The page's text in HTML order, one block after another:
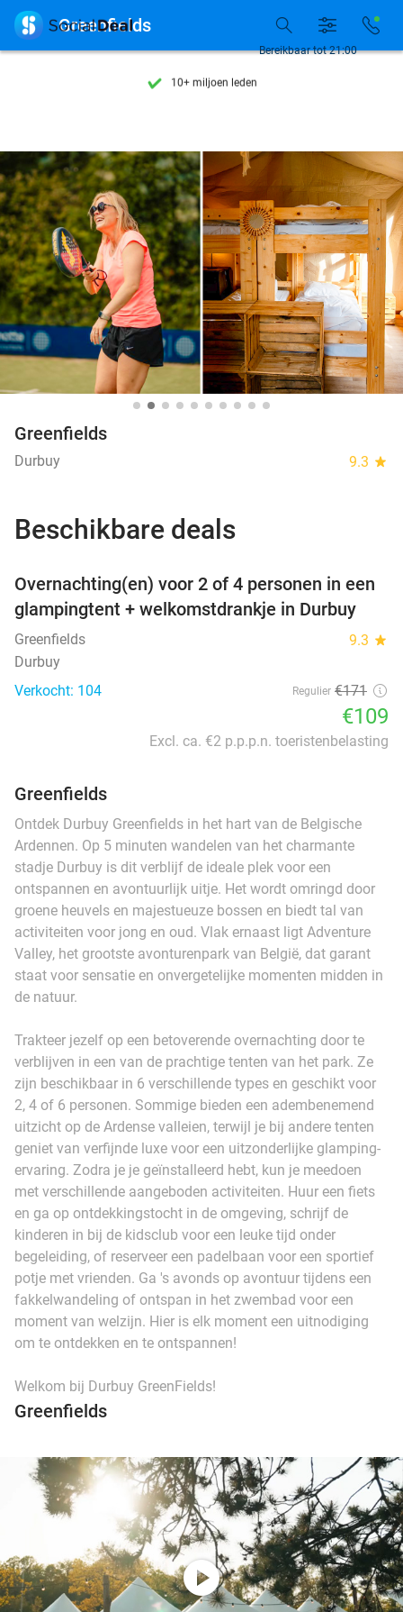
7 dagen per week beschikbaar
10+ miljoen leden
7 dagen per week beschikbaar
10+ miljoen leden
Bereikbaar tot 21:00
 Greenfields
Greenfields
Durbuy 9.3 star
Beschikbare deals
Overnachting(en) voor 2 of 4 personen in een
glampingtent + welkomstdrankje in Durbuy
Greenfields 9.3 star
Durbuy
Verkocht: 104
Regulier €171
€109
Excl. ca. €2 p.p.p.n. toeristenbelasting
Greenfields
Ontdek Durbuy Greenfields in het hart van de Belgische
Ardennen. Op 5 minuten wandelen van het charmante
stadje Durbuy is dit verblijf de ideale plek voor een
ontspannen en avontuurlijk uitje. Het wordt omringd door
groene heuvels en majestueuze bossen en biedt tal van
activiteiten voor jong en oud. Vlak ernaast ligt Adventure
Valley, het grootste avonturenpark van België, dat garant
staat voor sensatie en onvergetelijke momenten midden in
de natuur.
Trakteer jezelf op een betoverende overnachting door te
verblijven in een van de prachtige tenten van het park. Ze
zijn beschikbaar in 6 verschillende types en geschikt voor
2, 4 of 6 personen. Sommige bieden een adembenemend
uitzicht op de Ardense valleien, terwijl je bij andere tenten
geniet van verfijnde luxe voor een uitzonderlijke glamping-
ervaring. Zodra je je geïnstalleerd hebt, kun je meedoen
met verschillende aangeboden activiteiten. Huur een fiets
en ga op ontdekkingstocht in de omgeving, schrijf de
kinderen in bij de kidsclub voor een leuke tijd onder
begeleiding, of reserveer een padelbaan voor een sportief
potje met vrienden. Ga 's avonds op avontuur tijdens een
fakkelwandeling of ontspan in het zwembad voor een
moment van welzijn. Hier is elk moment een uitnodiging
om te ontdekken en te ontspannen!
Welkom bij Durbuy GreenFields!
Greenfields
play_circle